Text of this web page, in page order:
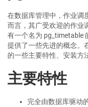
在数据库管理中，作业调
而言，其广受欢迎的作业
有一个名为 pg_timetable
提供了一些先进的概念。
的一些主要特性、安装方
主要特性
完全由数据库驱动